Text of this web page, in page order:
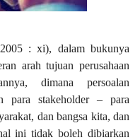
: xi), dalam bukunya
arah tujuan perusahaan
dimana persoalan
para stakeholder – para
dan bangsa kita, dan
ini tidak boleh dibiarkan